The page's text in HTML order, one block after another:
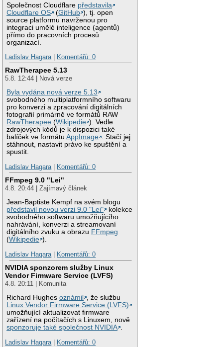
Společnost Cloudflare představila
Cloudflare OS
(GitHub ), tj. open
source platformu navrženou pro
integraci umělé inteligence (agentů)
přímo do pracovních procesů
organizací.
Ladislav Hagara| Komentářů: 0
RawTherapee 5.13
5.8. 12:44 | Nová verze
Byla vydána nová verze 5.13
svobodného multiplatformního softwaru
pro konverzi a zpracování digitálních
fotografií primárně ve formátů RAW
RawTherapee (Wikipedie ). Vedle
zdrojových kódů je k dispozici také
balíček ve formátuAppImage . Stačí jej
stáhnout, nastavit právo ke spuštění a
spustit.
Ladislav Hagara| Komentářů: 0
FFmpeg 9.0 "Lei"
4.8. 20:44 | Zajímavý článek
Jean-Baptiste Kempf na svém blogu
představil novou verzi 9.0 "Lei"
kolekce
svobodného softwaru umožňujícího
nahrávání, konverzi a streamovaní
digitálního zvuku a obrazu FFmpeg
(Wikipedie ).
Ladislav Hagara| Komentářů: 0
NVIDIA sponzorem služby Linux
Vendor Firmware Service (LVFS)
4.8. 20:11 | Komunita
Richard Hughesoznámil
, že službu
Linux Vendor Firmware Service (LVFS)
umožňující aktualizovat firmware
zařízení na počítačích s Linuxem, nově
sponzoruje také společnost NVIDIA .
Ladislav Hagara| Komentářů: 0